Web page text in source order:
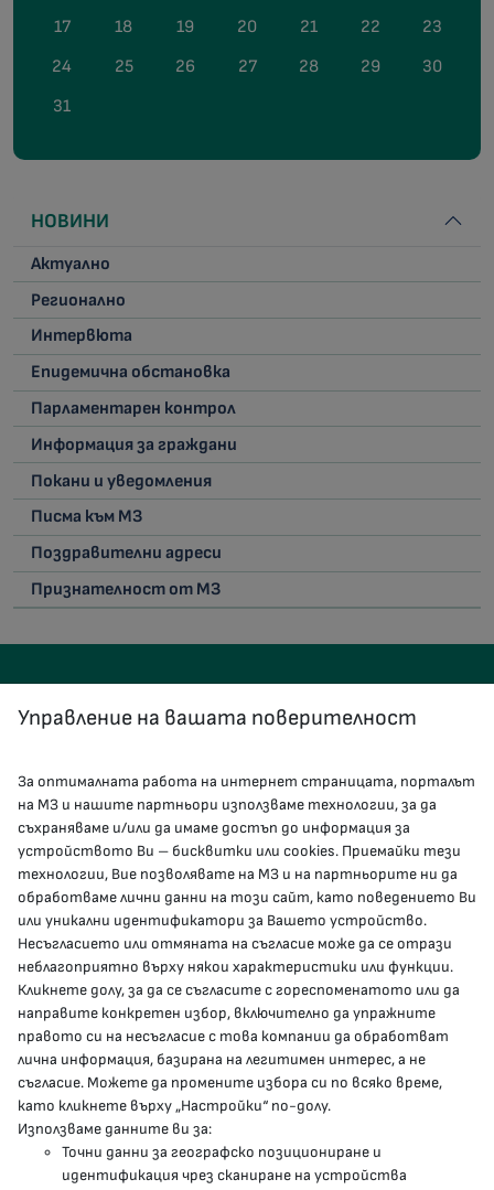
17
18 19 20 21 22
23
24
25 26 27 28 29
30
31
НОВИНИ
Актуално
Регионално
Интервюта
Епидемична обстановка
Парламентарен контрол
Информация за граждани
Покани и уведомления
Писма към МЗ
Поздравителни адреси
Признателност от МЗ
КОНТАКТИ
гр.София, 1000, пл. „Света Неделя“ №5
delovodstvo@mh.government.bg
presscenter@mh.government.bg
МЗ В СОЦИАЛНИТЕ МРЕЖИ
Facebook страница
Instragram профил
YouTube канал
Управление на вашата поверителност
За оптималната работа на интернет страницата, порталът
на МЗ и нашите партньори използваме технологии, за да
съхраняваме и/или да имаме достъп до информация за
устройството Ви – бисквитки или cookies. Приемайки тези
технологии, Вие позволявате на МЗ и на партньорите ни да
обработваме лични данни на този сайт, като поведението Ви
или уникални идентификатори за Вашето устройство.
Несъгласието или отмяната на съгласие може да се отрази
неблагоприятно върху някои характеристики или функции.
Кликнете долу, за да се съгласите с гореспоменатото или да
направите конкретен избор, включително да упражните
правото си на несъгласие с това компании да обработват
лична информация, базирана на легитимен интерес, а не
съгласие. Можете да промените избора си по всяко време,
като кликнете върху „Настройки“ по-долу.
Използваме данните ви за:
Точни данни за географско позициониране и
идентификация чрез сканиране на устройства